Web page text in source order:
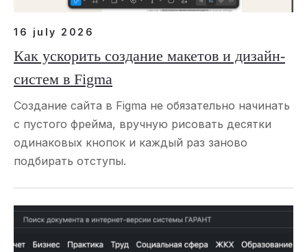
16 july 2026
Как ускорить создание макетов и дизайн-
систем в Figma
Создание сайта в Figma не обязательно начинать
с пустого фрейма, вручную рисовать десятки
одинаковых кнопок и каждый раз заново
подбирать отступы.